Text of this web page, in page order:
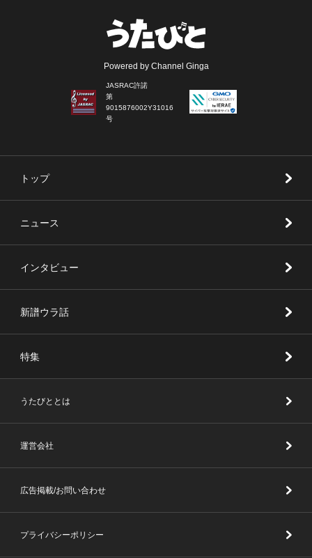
Powered by Channel Ginga
JASRAC許諾
第
9015876002Y31016
号
トップ
ニュース
インタビュー
新譜ウラ話
特集
うたびととは
運営会社
広告掲載/お問い合わせ
プライバシーポリシー